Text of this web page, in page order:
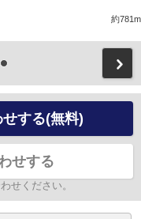
約
する(無料)
せする
せください。